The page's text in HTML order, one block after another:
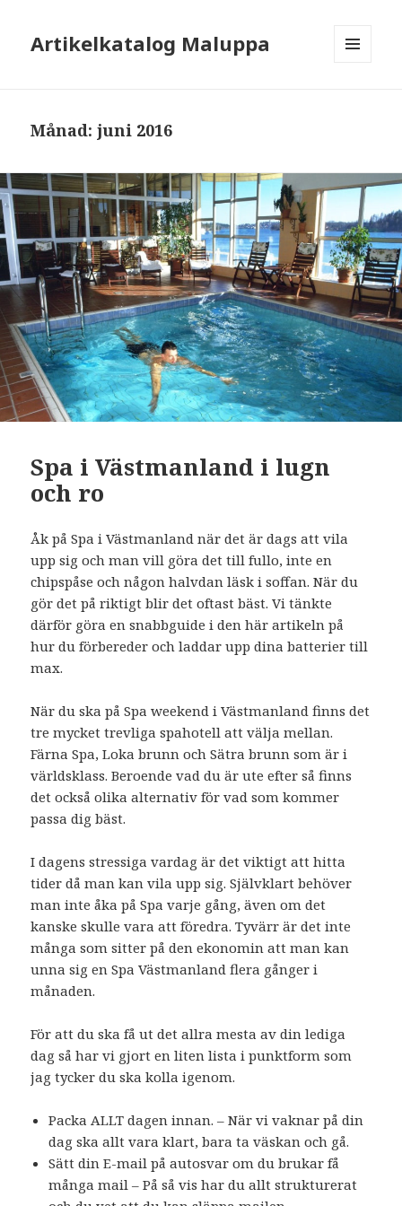
Artikelkatalog Maluppa
Månad: juni 2016
Spa i Västmanland i lugn
och ro
Åk på Spa i Västmanland när det är dags att vila
upp sig och man vill göra det till fullo, inte en
chipspåse och någon halvdan läsk i soffan. När du
gör det på riktigt blir det oftast bäst. Vi tänkte
därför göra en snabbguide i den här artikeln på
hur du förbereder och laddar upp dina batterier till
max.
När du ska på Spa weekend i Västmanland finns det
tre mycket trevliga spahotell att välja mellan.
Färna Spa, Loka brunn och Sätra brunn som är i
världsklass. Beroende vad du är ute efter så finns
det också olika alternativ för vad som kommer
passa dig bäst.
I dagens stressiga vardag är det viktigt att hitta
tider då man kan vila upp sig. Självklart behöver
man inte åka på Spa varje gång, även om det
kanske skulle vara att föredra. Tyvärr är det inte
många som sitter på den ekonomin att man kan
unna sig en Spa Västmanland flera gånger i
månaden.
För att du ska få ut det allra mesta av din lediga
dag så har vi gjort en liten lista i punktform som
jag tycker du ska kolla igenom.
Packa ALLT dagen innan. – När vi vaknar på din
dag ska allt vara klart, bara ta väskan och gå.
Sätt din E-mail på autosvar om du brukar få
många mail – På så vis har du allt strukturerat